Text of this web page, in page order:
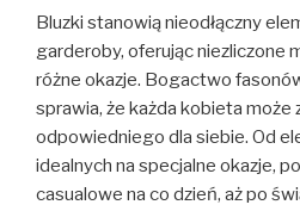
Bluzki stanowią nieodłączny
garderoby, oferując niezliczone
różne okazje. Bogactwo
sprawia, że każda kobieta może
odpowiedniego dla siebie. Od
idealnych na specjalne okazje,
casualowe na co dzień, aż po